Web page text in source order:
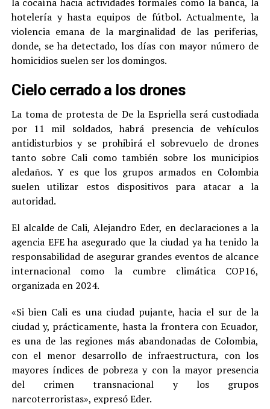
hotelería y hasta equipos de fútbol. Actualmente, la
violencia emana de la marginalidad de las periferias,
donde, se ha detectado, los días con mayor número de
homicidios suelen ser los domingos.
Cielo cerrado a los drones
La toma de protesta de De la Espriella será custodiada
por 11 mil soldados, habrá presencia de vehículos
antidisturbios y se prohibirá el sobrevuelo de drones
tanto sobre Cali como también sobre los municipios
aledaños. Y es que los grupos armados en Colombia
suelen utilizar estos dispositivos para atacar a la
autoridad.
El alcalde de Cali, Alejandro Eder, en declaraciones a la
agencia EFE ha asegurado que la ciudad ya ha tenido la
responsabilidad de asegurar grandes eventos de alcance
internacional como la cumbre climática COP16,
organizada en 2024.
«Si bien Cali es una ciudad pujante, hacia el sur de la
ciudad y, prácticamente, hasta la frontera con Ecuador,
es una de las regiones más abandonadas de Colombia,
con el menor desarrollo de infraestructura, con los
mayores índices de pobreza y con la mayor presencia
del crimen transnacional y los grupos
narcoterroristas», expresó Eder.